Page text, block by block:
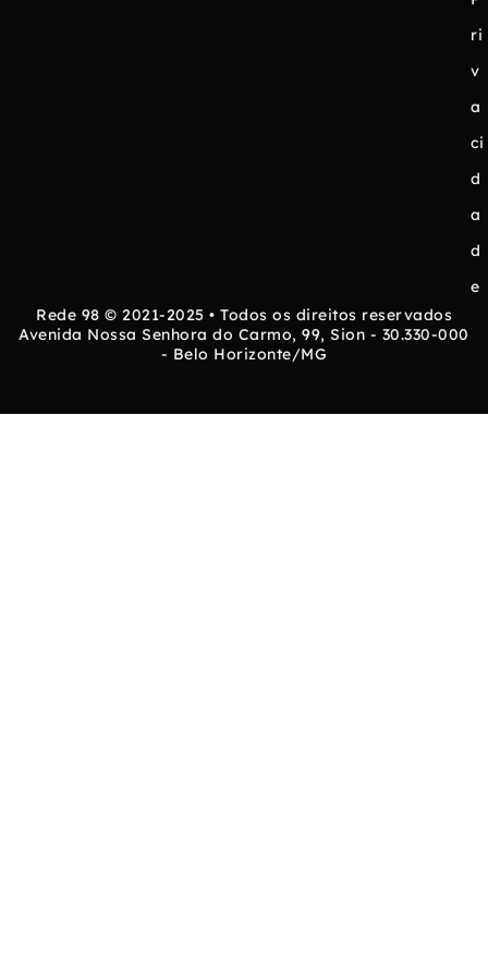
ri
v
a
ci
d
a
d
e
Rede 98 © 2021-2025 • Todos os direitos reservados
Avenida Nossa Senhora do Carmo, 99, Sion - 30.330-000
- Belo Horizonte/MG